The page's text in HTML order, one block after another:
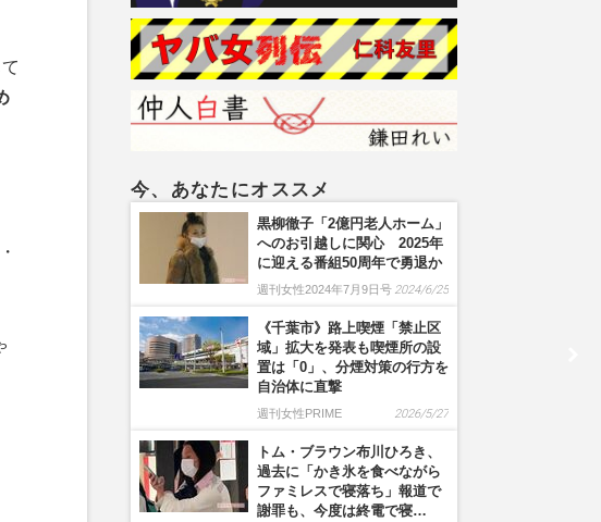
今、あなたにオススメ
黒柳徹子「2億円老人ホーム」
へのお引越しに関心 2025年
に迎える番組50周年で勇退か
週刊女性2024年7月9日号 2024/6/25
《千葉市》路上喫煙「禁止区
域」拡大を発表も喫煙所の設
置は「0」、分煙対策の行方を
自治体に直撃
週刊女性PRIME 2026/5/27
トム・ブラウン布川ひろき、
過去に「かき氷を食べながら
ファミレスで寝落ち」報道で
謝罪も、今度は終電で寝…